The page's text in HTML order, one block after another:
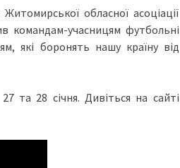
обласної асоціації
командам-учасницям футбольні
які боронять нашу країну від
та 28 січня. Дивіться на сайті